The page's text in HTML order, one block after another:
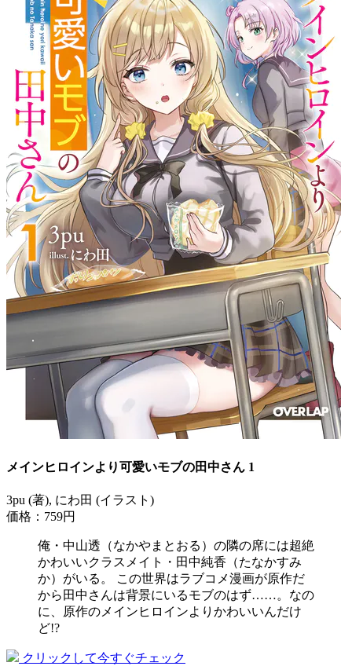
メインヒロインより可愛いモブの田中さん 1
3pu (著), にわ田 (イラスト)
価格：759円
俺・中山透（なかやまとおる）の隣の席には超絶
かわいいクラスメイト・田中純香（たなかすみ
か）がいる。 この世界はラブコメ漫画が原作だ
から田中さんは背景にいるモブのはず……。なの
に、原作のメインヒロインよりかわいいんだけ
ど!?
クリックして今すぐチェック